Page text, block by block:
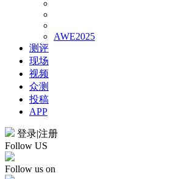
AWE2025
测评
现场
视频
众测
投稿
APP
登录|注册
Follow US
Follow us on